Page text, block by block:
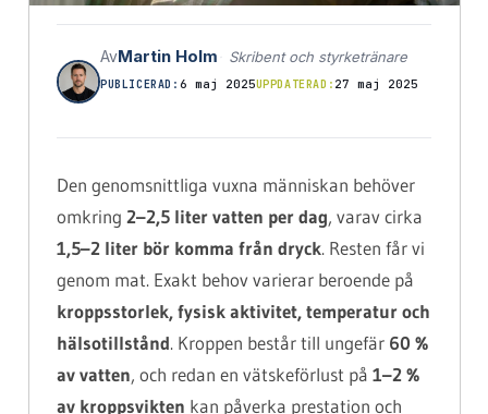
AvMartin Holm Skribent och styrketränare
PUBLICERAD: 6 maj 2025UPPDATERAD: 27 maj 2025
Den genomsnittliga vuxna människan behöver
omkring 2–2,5 liter vatten per dag, varav cirka
1,5–2 liter bör komma från dryck. Resten får vi
genom mat. Exakt behov varierar beroende på
kroppsstorlek, fysisk aktivitet, temperatur och
hälsotillstånd. Kroppen består till ungefär 60 %
av vatten, och redan en vätskeförlust på 1–2 %
av kroppsvikten kan påverka prestation och